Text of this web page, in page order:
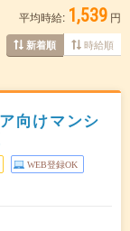
平均時給: 1,539 円
新着順 時給順
向けマンシ
WEB登録OK